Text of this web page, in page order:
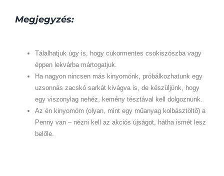
Megjegyzés:
Tálalhatjuk úgy is, hogy cukormentes csokiszószba vagy
éppen lekvárba mártogatjuk.
Ha nagyon nincsen más kinyomónk, próbálkozhatunk egy
uzsonnás zacskó sarkát kivágva is, de készüljünk, hogy
egy viszonylag nehéz, kemény tésztával kell dolgoznunk.
Az én kinyomóm (olyan, mint egy műanyag kolbásztöltő) a
Penny van – nézni kell az akciós újságot, hátha ismét lesz
belőle.